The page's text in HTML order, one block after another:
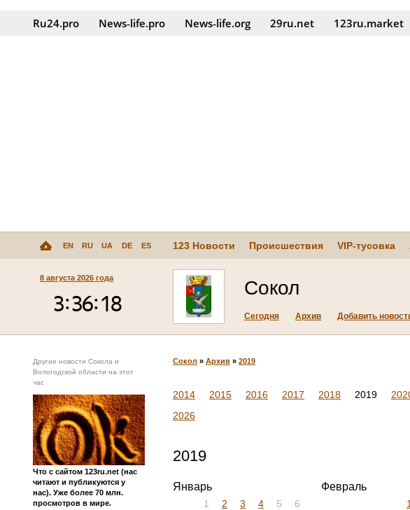
Ru24.pro News‑life.pro News‑life.org 29ru.net 123ru.market
EN RU UA DE ES 123 Новости Происшествия VIP-тусовка
8 августа 2026 года Сокол
Сегодня Архив Добавить
Другие новости Сокола и
Вологодской области на этот
час
Что с сайтом 123ru.net (нас
читают и публикуются у
нас). Уже более 70 млн.
просмотров в мире.
Сокол » Архив » 2019
2014 2015 2016 2017 2018 2019
2026
2019
Январь
1 2 3 4 5
6
Февраль
1